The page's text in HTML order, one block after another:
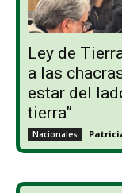
Ley de
a las
estar del
tierra”
Nacionales